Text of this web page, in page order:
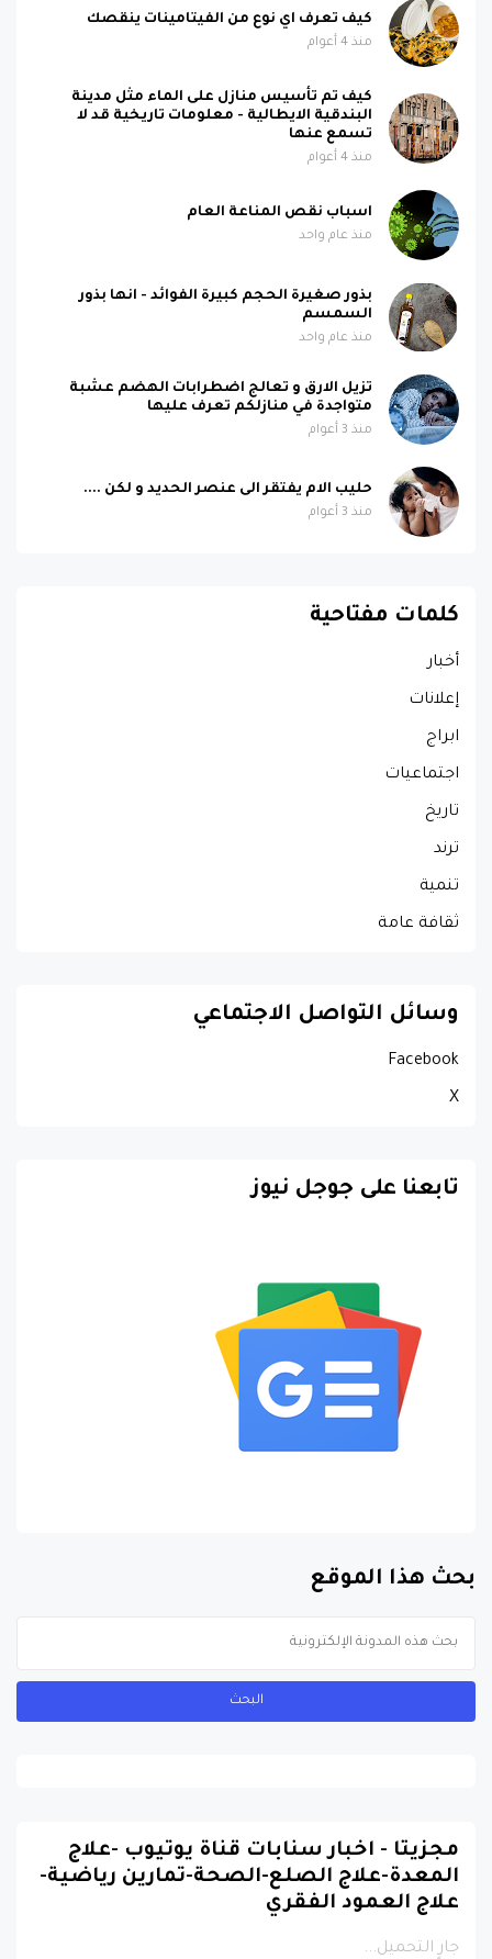
كيف تعرف اي نوع من الفيتامينات ينقصك
منذ 4 أعوام
كيف تم تأسيس منازل على الماء مثل مدينة
البندقية الايطالية - معلومات تاريخية قد لا
تسمع عنها
منذ 4 أعوام
اسباب نقص المناعة العام
منذ عام واحد
بذور صغيرة الحجم كبيرة الفوائد - انها بذور
السمسم
منذ عام واحد
تزيل الارق و تعالج اضطرابات الهضم عشبة
متواجدة في منازلكم تعرف عليها
منذ 3 أعوام
حليب الام يفتقر الى عنصر الحديد و لكن ....
منذ 3 أعوام
كلمات مفتاحية
أخبار
إعلانات
ابراج
اجتماعيات
تاريخ
ترند
تنمية
ثقافة عامة
وسائل التواصل الاجتماعي
Facebook
X
تابعنا على جوجل نيوز
بحث هذا الموقع
مجزيتا - اخبار سنابات قناة يوتيوب -علاج
المعدة-علاج الصلع-الصحة-تمارين رياضية-
علاج العمود الفقري
جارٍ التحميل...